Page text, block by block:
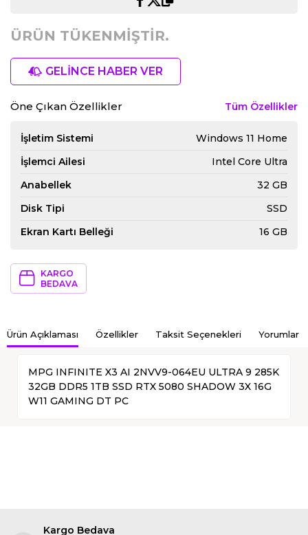
ÜRÜN TÜKENMİŞTİR.
GELİNCE HABER VER
Öne Çıkan Özellikler Tüm Özellikler
İşletim Sistemi
Windows 11 Home
İşlemci Ailesi
Intel Core Ultra
Anabellek
32 GB
Disk Tipi
SSD
Ekran Kartı Belleği
16 GB
KARGO
BEDAVA
Ürün Açıklaması Özellikler Taksit Seçenekleri Yorumlar
MPG INFINITE X3 AI 2NVV9-064EU ULTRA 9 285K
32GB DDR5 1TB SSD RTX 5080 SHADOW 3X 16G
W11 GAMING DT PC
Kargo Bedava